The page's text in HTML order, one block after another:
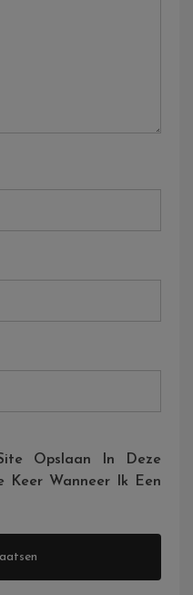
Opslaan In Deze
Keer Wanneer Ik Een